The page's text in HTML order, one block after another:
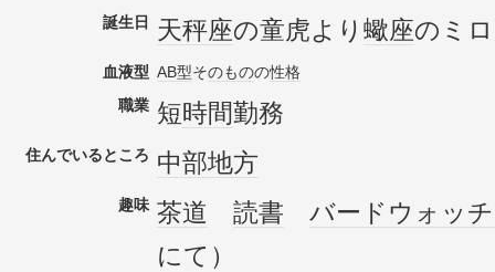
誕生日 天秤座の童虎より 蠍座のミ
血液型 AB型そのものの性格
職業 短時間勤務
住んでいるところ 中部地方
趣味 茶道 読書
バードウォッ
にて）